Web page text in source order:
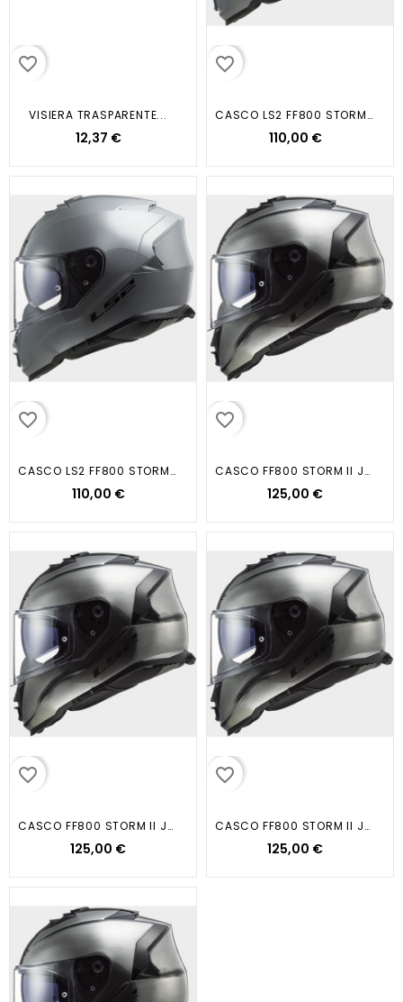
favorite_border
VISIERA TRASPARENTE...
12,37 €
favorite_border
CASCO LS2 FF800 STORM II SOLID...
110,00 €
favorite_border
CASCO LS2 FF800 STORM II SOLID...
110,00 €
favorite_border
CASCO FF800 STORM II JEANS...
125,00 €
favorite_border
CASCO FF800 STORM II JEANS...
125,00 €
favorite_border
CASCO FF800 STORM II JEANS...
125,00 €